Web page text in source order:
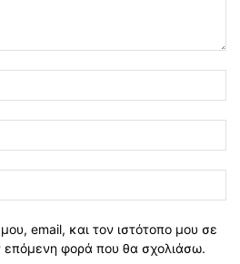
email, και τον ιστότοπο μου σε
επόμενη φορά που θα σχολιάσω.